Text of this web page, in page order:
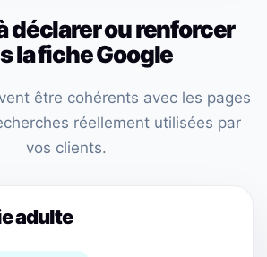
déclarer ou renforcer
la fiche Google
être cohérents avec les pages
réellement utilisées par
vos clients.
adulte